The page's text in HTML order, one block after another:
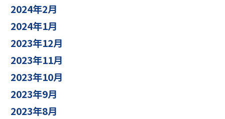
2024年2月
2024年1月
2023年12月
2023年11月
2023年10月
2023年9月
2023年8月